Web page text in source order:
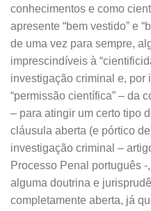
conhecimentos e como
apresente “bem vestido” e
de uma vez para sempre,
imprescindíveis à
investigação criminal e, por
“permissão científica” – da
– para atingir um certo tipo
cláusula aberta (e pórtico
investigação criminal –
Processo Penal português
alguma doutrina e
completamente aberta, já